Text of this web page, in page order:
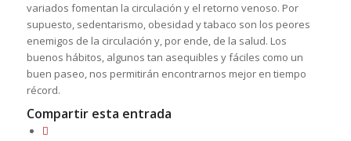
variados fomentan la circulación y el retorno venoso. Por
supuesto, sedentarismo, obesidad y tabaco son los peores
enemigos de la circulación y, por ende, de la salud. Los
buenos hábitos, algunos tan asequibles y fáciles como un
buen paseo, nos permitirán encontrarnos mejor en tiempo
récord.
Compartir esta entrada